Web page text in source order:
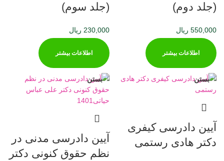
(جلد دوم)
550,000 ریال
اطلاعات بیشتر
(جلد سوم)
230,000 ریال
اطلاعات بیشتر
بستن
آیین دادرسی کیفری
دکتر هادی رستمی
بستن
آیین دادرسی مدنی در
نظم حقوق کنونی دکتر